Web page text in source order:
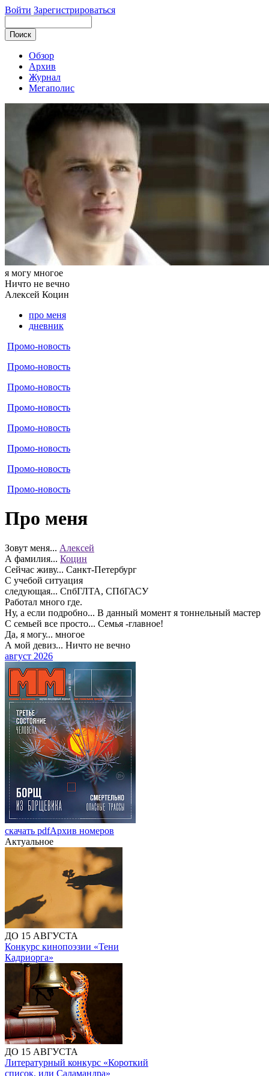
Войти Зарегистрироваться
Обзор
Архив
Журнал
Мегаполис
я могу многое
Ничто не вечно
Алексей Коцин
про меня
дневник
Промо-новость
Промо-новость
Промо-новость
Промо-новость
Промо-новость
Промо-новость
Промо-новость
Промо-новость
Про меня
Зовут меня... Алексей
А фамилия... Коцин
Сейчас живу... Санкт-Петербург
С учебой ситуация
следующая... СпбГЛТА, СПбГАСУ
Работал много где.
Ну, а если подробно... В данный момент я тоннельный мастер
С семьей все просто... Семья -главное!
Да, я могу... многое
А мой девиз... Ничто не вечно
август 2026
скачать pdfАрхив номеров
Актуальное
ДО 15 АВГУСТА
Конкурс кинопоэзии «Тени
Кадриорга»
ДО 15 АВГУСТА
Литературный конкурс «Короткий
список, или Саламандра»